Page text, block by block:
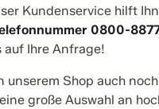
Kundenservice hilft
0800-
auf Ihre Anfrage!
Shop auch
große Auswahl an